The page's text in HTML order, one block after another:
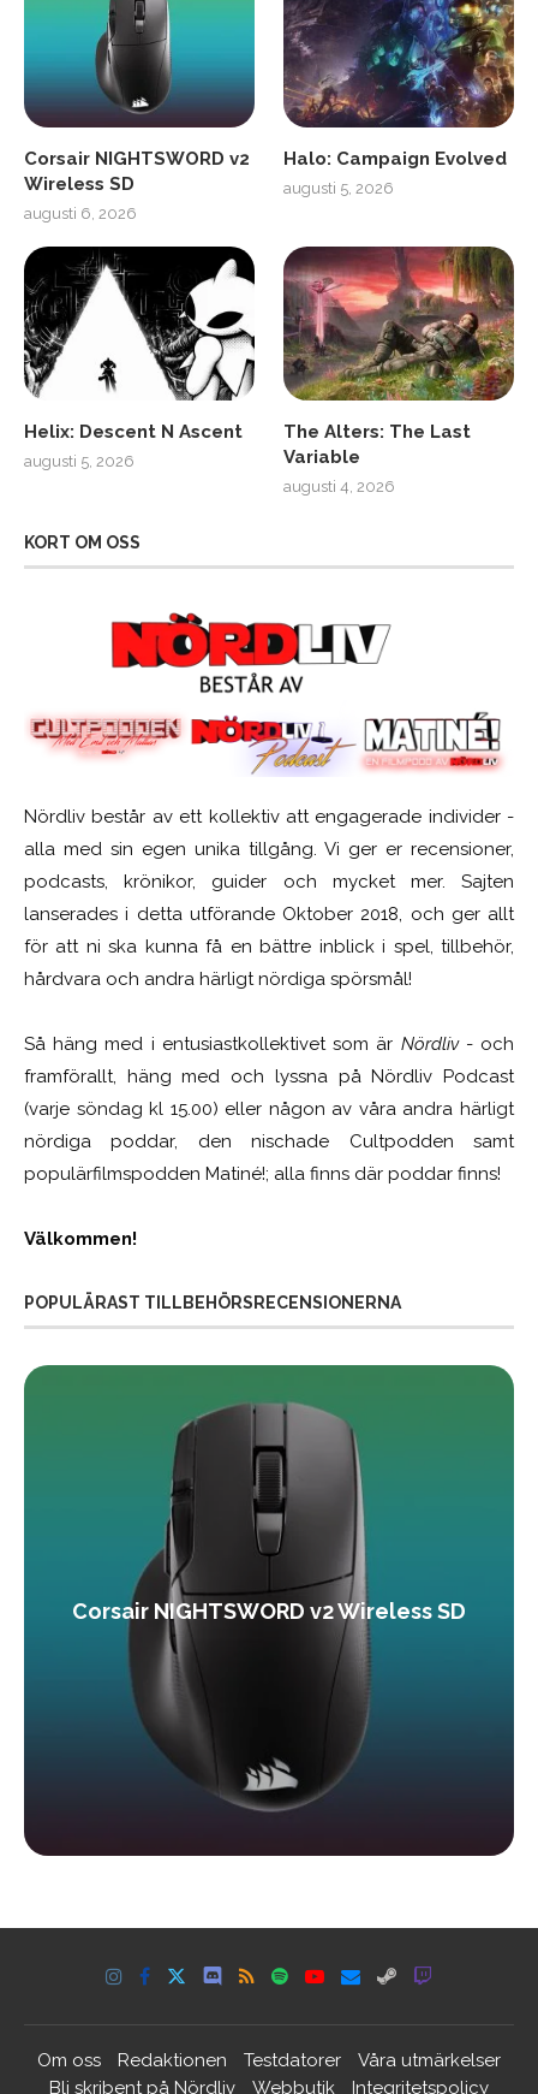
Corsair NIGHTSWORD v2
Wireless SD
augusti 6, 2026
Halo: Campaign Evolved
augusti 5, 2026
Helix: Descent N Ascent
augusti 5, 2026
The Alters: The Last
Variable
augusti 4, 2026
KORT OM OSS
Nördliv består av ett kollektiv att engagerade individer -
alla med sin egen unika tillgång. Vi ger er recensioner,
podcasts, krönikor, guider och mycket mer. Sajten
lanserades i detta utförande Oktober 2018, och ger allt
för att ni ska kunna få en bättre inblick i spel, tillbehör,
hårdvara och andra härligt nördiga spörsmål!
Så häng med i entusiastkollektivet som är Nördliv- och
framförallt, häng med och lyssna på Nördliv Podcast
(varje söndag kl 15.00) eller någon av våra andra härligt
nördiga poddar, den nischade Cultpodden samt
populärfilmspodden Matiné!; alla finns där poddar finns!
Välkommen!
POPULÄRAST TILLBEHÖRSRECENSIONERNA
Corsair NIGHTSWORD v2 Wireless SD
Om oss Redaktionen Testdatorer
Våra utmärkelser
Bli skribent på Nördliv
Webbutik Integritetspolicy